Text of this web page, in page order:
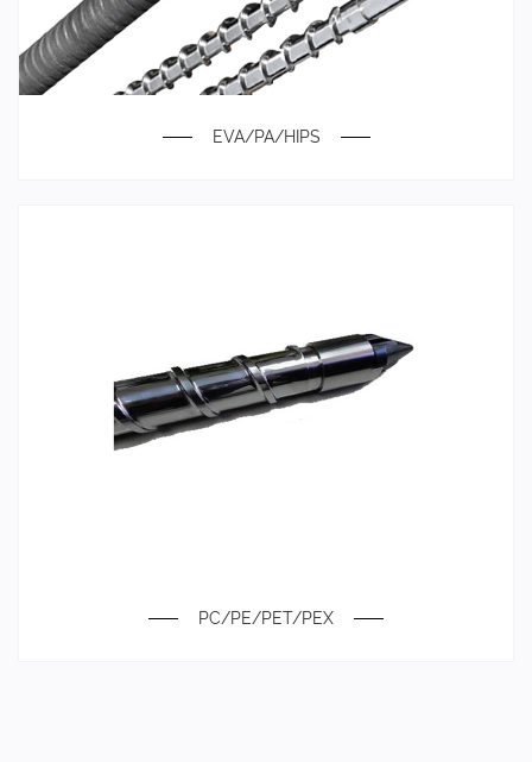
EVA/PA/HIPS
PC/PE/PET/PEX